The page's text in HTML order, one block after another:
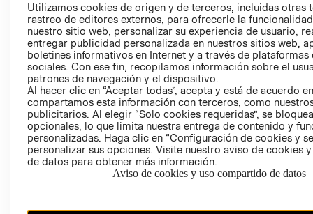
AVISO DE
PRIVACIDAD
GIFT CARD
AVISO DE
Utilizamos cookies de origen y de terceros, incluidas otras
rastreo de editores externos, para ofrecerle la
nuestro sitio web, personalizar su experiencia de usuario,
entregar publicidad personalizada en nuestros sitios web,
boletines informativos en Internet y a través de plataformas
sociales. Con ese fin, recopilamos información sobre el
patrones de navegación y el dispositivo.
Al hacer clic en “Aceptar todas”, acepta y está de acuerdo
compartamos esta información con terceros, como
publicitarios. Al elegir “Solo cookies requeridas”, se
opcionales, lo que limita nuestra entrega de contenido y
personalizadas. Haga clic en “Configuración de cookies y
personalizar sus opciones. Visite nuestro aviso de cookies
de datos para obtener más información.
Aviso de cookies y uso compartido de datos